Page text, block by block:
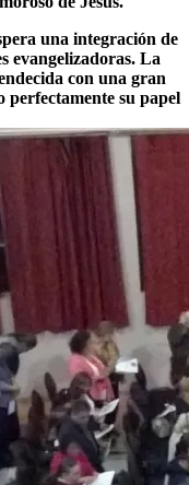
una integración de
evangelizadoras. La
con una gran
perfectamente su papel